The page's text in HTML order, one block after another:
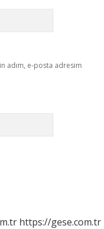
adım, e-posta adresim
https://gese.com.tr